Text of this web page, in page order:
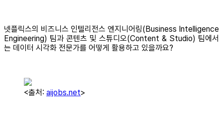
넷플릭스의 비즈니스 인텔리전스 엔지니어링(Business Intelligence
Engineering) 팀과 콘텐츠 및 스튜디오(Content & Studio) 팀에서
는 데이터 시각화 전문가를 어떻게 활용하고 있을까요?
<출처: aijobs.net>